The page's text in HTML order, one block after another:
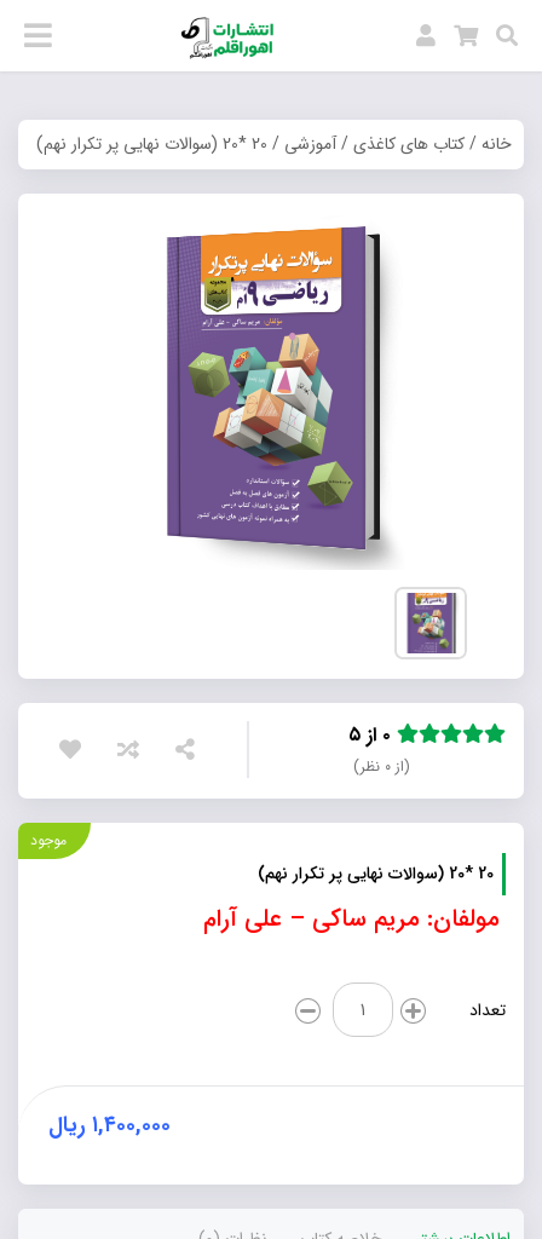
خانه/کتاب های کاغذی/آموزشی / 20 *20 (سوالات نهایی پر تکرار نهم)
(از ۰ نظر)
موجود
20 *20 (سوالات نهایی پر تکرار نهم)
مولفان: مریم ساکی – علی آرام
تعداد
20
(سوالات
پر
۱,۴۰۰,۰۰۰ ریال